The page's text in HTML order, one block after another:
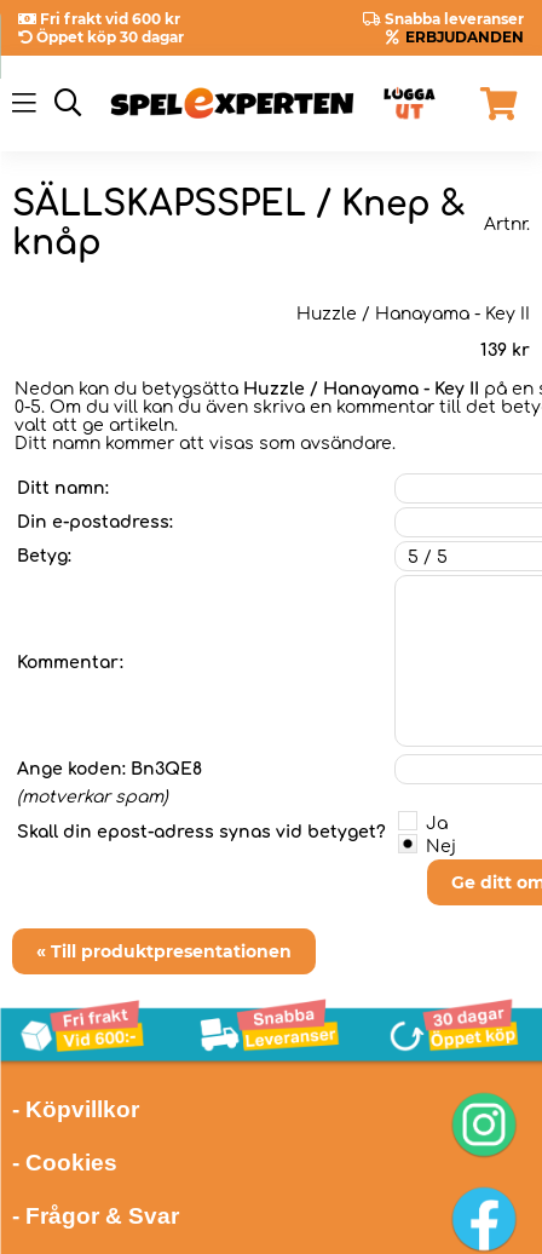
Fri frakt vid 600 kr
Snabba leveranser
Öppet köp 30 dagar
ERBJUDANDEN
SÄLLSKAPSSPEL / Knep &
knåp
Artnr.
Huzzle / Hanayama - Key II
139 kr
Nedan kan du betygsätta Huzzle / Hanayama - Key II på en
0-5. Om du vill kan du även skriva en kommentar till det
valt att ge artikeln.
Ditt namn kommer att visas som avsändare.
Ditt namn:
Din e-postadress:
Betyg:
Kommentar:
Ange koden: Bn3QE8
(motverkar spam)
Skall din epost-adress synas vid betyget?
Ja
Nej
Ge ditt
« Till produktpresentationen
- Köpvillkor
- Cookies
- Frågor & Svar